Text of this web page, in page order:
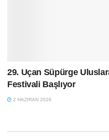
29. Uçan Süpürge
Festivali Başlıyor
2 HAZIRAN 2026